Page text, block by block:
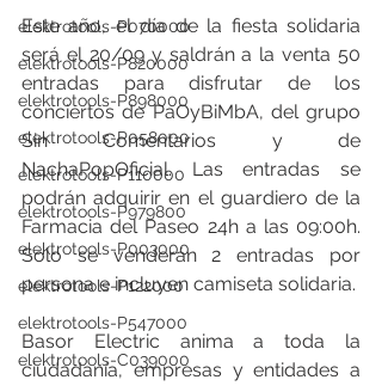
elektrotools-P070000
elektrotools-P820000
elektrotools-P898000
elektrotools-P058000
elektrotools-P110000
elektrotools-P979800
elektrotools-P003000
elektrotools-P122000
elektrotools-P547000
elektrotools-C039000
Este año, el día de la fiesta solidaria
será el 20/09 y saldrán a la venta 50
entradas para disfrutar de los
conciertos de PaOyBiMbA, del grupo
Sin Comentarios y de
NachaPopOficial. Las entradas se
podrán adquirir en el guardiero de la
Farmacia del Paseo 24h a las 09:00h.
Solo se venderán 2 entradas por
persona e incluyen camiseta solidaria.
Basor Electric anima a toda la
ciudadanía, empresas y entidades a